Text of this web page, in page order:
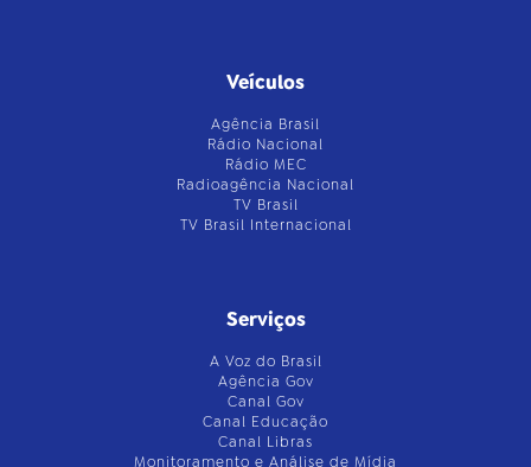
Veículos
Agência Brasil
Rádio Nacional
Rádio MEC
Radioagência Nacional
TV Brasil
TV Brasil Internacional
Serviços
A Voz do Brasil
Agência Gov
Canal Gov
Canal Educação
Canal Libras
Monitoramento e Análise de Mídia